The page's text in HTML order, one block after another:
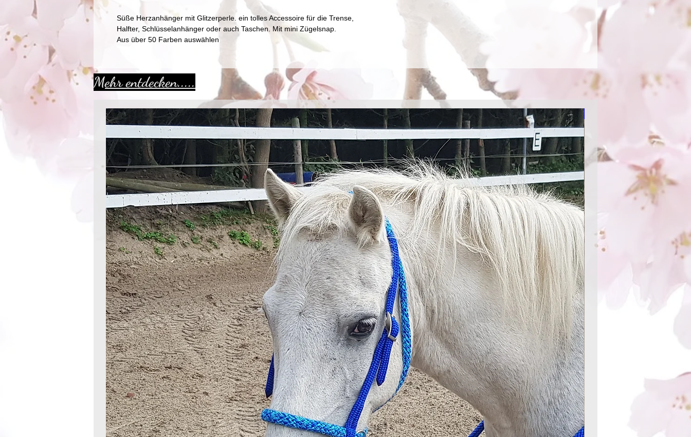
Süße Herzanhänger mit Glitzerperle. ein tolles Accessoire für die Trense,
Halfter, Schlüsselanhänger oder auch Taschen. Mit mini Zügelsnap.
Aus über 50 Farben auswählen
Mehr entdecken.....